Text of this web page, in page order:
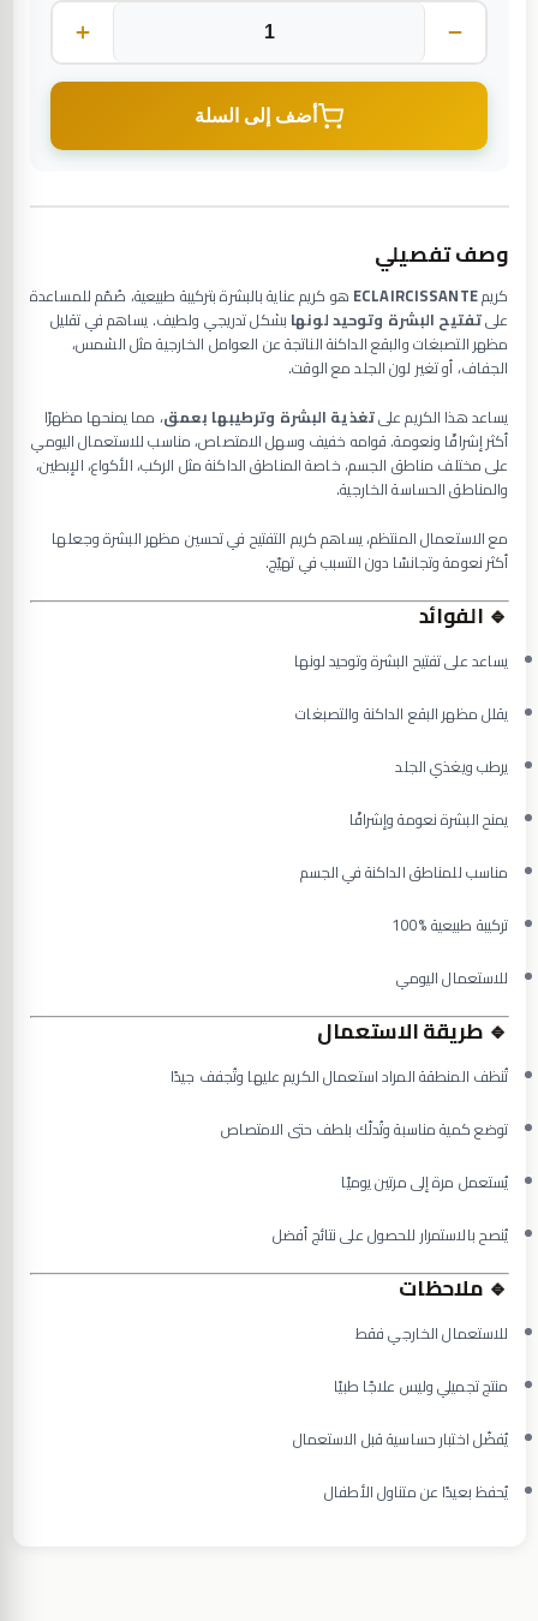
أضف إلى السلة
وصف تفصيلي
كريمECLAIRCISSANTE هو كريم عناية بالبشرة بتركيبة طبيعية، صُمّم للمساعدة
علىتفتيح البشرة وتوحيد لونها بشكل تدريجي ولطيف. يساهم في تقليل
مظهر التصبغات والبقع الداكنة الناتجة عن العوامل الخارجية مثل الشمس،
الجفاف، أو تغير لون الجلد مع الوقت.
يساعد هذا الكريم علىتغذية البشرة وترطيبها بعمق، مما يمنحها مظهرًا
أكثر إشراقًا ونعومة. قوامه خفيف وسهل الامتصاص، مناسب للاستعمال اليومي
على مختلف مناطق الجسم، خاصة المناطق الداكنة مثل الركب، الأكواع، الإبطين،
والمناطق الحساسة الخارجية.
مع الاستعمال المنتظم، يساهم كريم التفتيح في تحسين مظهر البشرة وجعلها
أكثر نعومة وتجانسًا دون التسبب في تهيّج.
🔹الفوائد
يساعد على تفتيح البشرة وتوحيد لونها
يقلل مظهر البقع الداكنة والتصبغات
يرطب ويغذي الجلد
يمنح البشرة نعومة وإشراقًا
مناسب للمناطق الداكنة في الجسم
تركيبة طبيعية %100
للاستعمال اليومي
🔹طريقة الاستعمال
تُنظف المنطقة المراد استعمال الكريم عليها وتُجفف جيدًا
توضع كمية مناسبة وتُدلّك بلطف حتى الامتصاص
يُستعمل مرة إلى مرتين يوميًا
يُنصح بالاستمرار للحصول على نتائج أفضل
🔹ملاحظات
للاستعمال الخارجي فقط
منتج تجميلي وليس علاجًا طبيًا
يُفضّل اختبار حساسية قبل الاستعمال
يُحفظ بعيدًا عن متناول الأطفال